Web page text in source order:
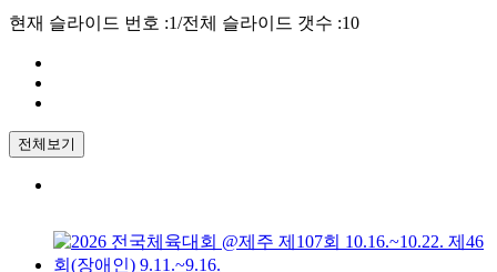
현재 슬라이드 번호 :1/전체 슬라이드 갯수 :10
전체보기